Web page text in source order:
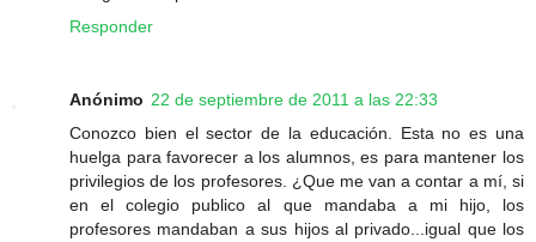
Responder
Anónimo 22 de septiembre de 2011 a las 22:33
Conozco bien el sector de la educación. Esta no es una
huelga para favorecer a los alumnos, es para mantener los
privilegios de los profesores. ¿Que me van a contar a mí, si
en el colegio publico al que mandaba a mi hijo, los
profesores mandaban a sus hijos al privado...igual que los